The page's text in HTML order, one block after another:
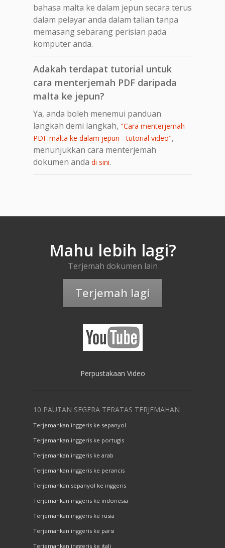
bahasa malta ke dalam jepun secara terus
dalam pelayar anda dalam talian tanpa
memasang sebarang perisian pada
komputer anda.
Adakah terdapat tutorial untuk
cara menterjemah PDF daripada
malta ke jepun?
Ya, anda boleh menemui panduan
langkah demi langkah, "Cara menterjemah
PDF malta ke dalam jepun - tutorial video",
menunjukkan cara menterjemah
dokumen anda di sini.
Mahu lebih lagi?
Terjemah dokumen lain
Terjemah lagi
Perpustakaan Video
10 PAUTAN SEGERA TERATAS TERJEMAHAN
Terjemahkan inggeris ke sepanyol
Terjemahkan inggeris ke portugis
Terjemahkan inggeris ke arab
Terjemahkan inggeris ke perancis
Terjemahkan sepanyol ke inggeris
Terjemahkan inggeris ke indonesia
Terjemahkan inggeris ke rusia
Terjemahkan inggeris ke parsi
Terjemahkan inggeris ke itali